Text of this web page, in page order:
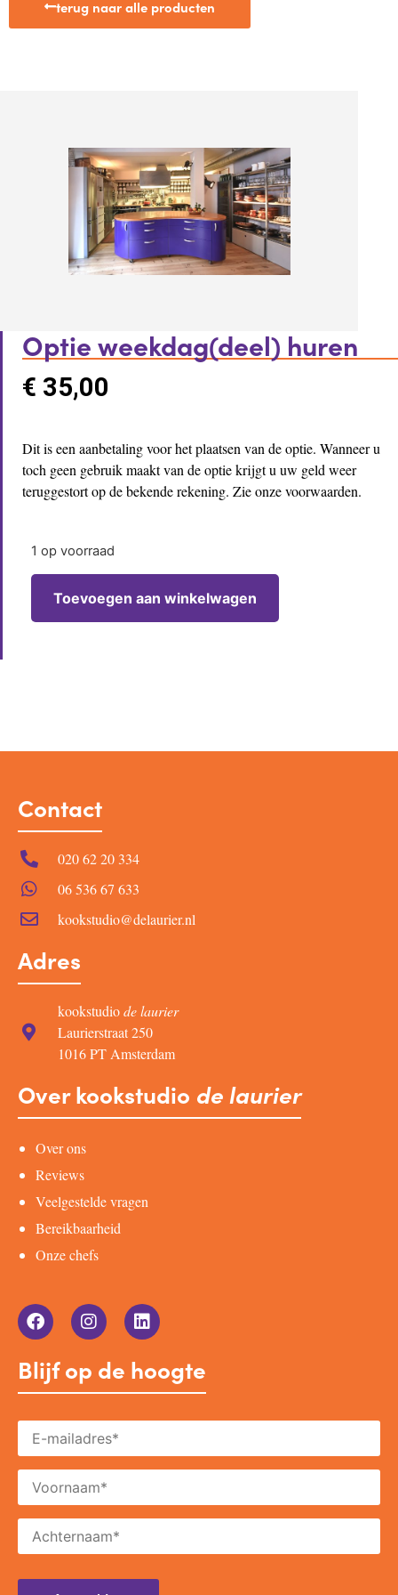
terug naar alle producten
Optie weekdag(deel) huren
€ 35,00
Dit is een aanbetaling voor het plaatsen van de optie. Wanneer u
toch geen gebruik maakt van de optie krijgt u uw geld weer
teruggestort op de bekende rekening. Zie onze voorwaarden.
1 op voorraad
Toevoegen aan winkelwagen
Contact
020 62 20 334
06 536 67 633
kookstudio@delaurier.nl
Adres
kookstudiode laurier
Laurierstraat 250
1016 PT Amsterdam
Over kookstudio de laurier
Over ons
Reviews
Veelgestelde vragen
Bereikbaarheid
Onze chefs
Blijf op de hoogte